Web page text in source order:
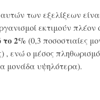
των εξελίξεων
εκτιμούν πλέον
2% (0,3 ποσοστιαίες
, ενώ ο μέσος
μονάδα υψηλότερα).